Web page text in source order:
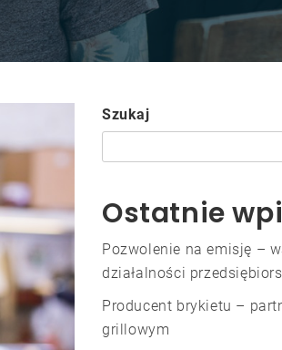
Szukaj
Ostatnie
Pozwolenie na emisję –
działalności
Producent brykietu –
grillowym